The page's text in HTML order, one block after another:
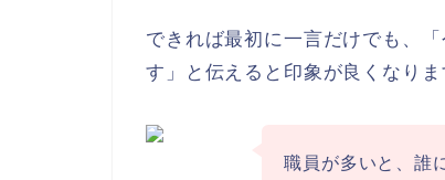
できれば最初に一言だけでも、
す」と伝えると印象が良くなりま
職員が多いと、誰